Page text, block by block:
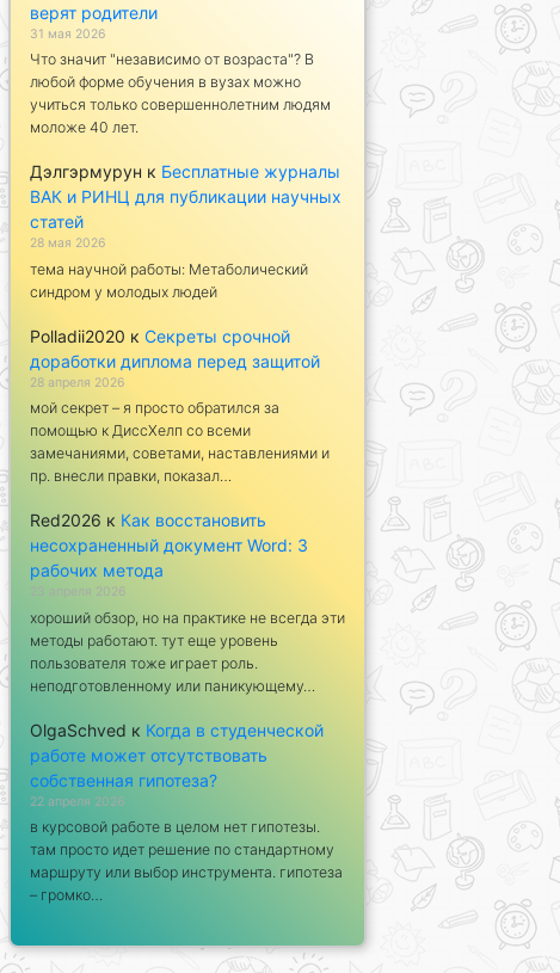
верят родители
31 мая 2026
Что значит "независимо от возраста"? В
любой форме обучения в вузах можно
учиться только совершеннолетним людям
моложе 40 лет.
Дэлгэрмурун к Бесплатные журналы
ВАК и РИНЦ для публикации научных
статей
28 мая 2026
тема научной работы: Метаболический
синдром у молодых людей
Polladii2020 к Секреты срочной
доработки диплома перед защитой
28 апреля 2026
мой секрет – я просто обратился за
помощью к ДиссХелп со всеми
замечаниями, советами, наставлениями и
пр. внесли правки, показал…
Red2026 к Как восстановить
несохраненный документ Word: 3
рабочих метода
23 апреля 2026
хороший обзор, но на практике не всегда эти
методы работают. тут еще уровень
пользователя тоже играет роль.
неподготовленному или паникующему…
OlgaSchved к Когда в студенческой
работе может отсутствовать
собственная гипотеза?
22 апреля 2026
в курсовой работе в целом нет гипотезы.
там просто идет решение по стандартному
маршруту или выбор инструмента. гипотеза
– громко…